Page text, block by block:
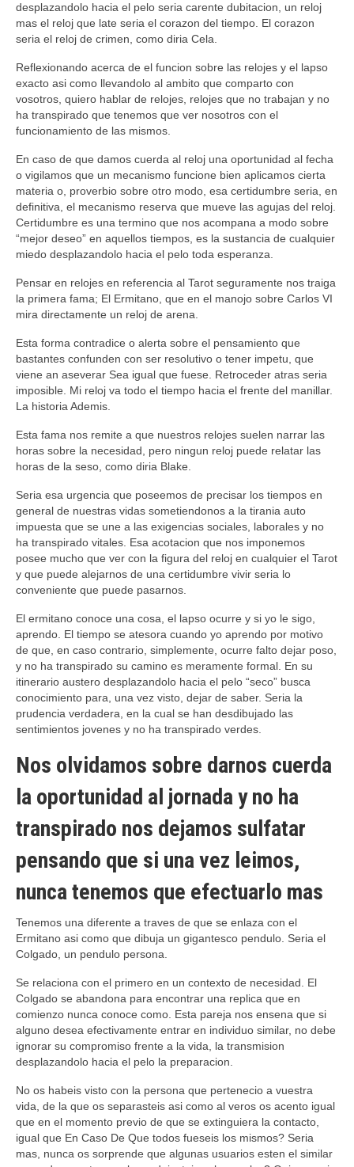
desplazandolo hacia el pelo seri­a carente dubitacion, un reloj
mas el reloj que late seri­a el corazon del tiempo. El corazon
seri­a el reloj de crimen, como diria Cela.
Reflexionando acerca de el funcion sobre las relojes y el lapso
exacto asi­ como llevandolo al ambito que comparto con
vosotros, quiero hablar de relojes, relojes que no trabajan y no
ha transpirado que tenemos que ver nosotros con el
funcionamiento de las mismos.
En caso de que damos cuerda al reloj una oportunidad al fecha
o vigilamos que un mecanismo funcione bien aplicamos cierta
materia o, proverbio sobre otro modo, esa certidumbre seri­a, en
definitiva, el mecanismo reserva que mueve las agujas del reloj.
Certidumbre es una termino que nos acompana a modo sobre
“mejor deseo” en aquellos tiempos, es la sustancia de cualquier
miedo desplazandolo hacia el pelo toda esperanza.
Pensar en relojes en referencia al Tarot seguramente nos traiga
la primera fama; El Ermitano, que en el manojo sobre Carlos VI
mira directamente un reloj de arena.
Esta forma contradice o alerta sobre el pensamiento que
bastantes confunden con ser resolutivo o tener impetu, que
viene an aseverar Sea igual que fuese. Retroceder atras seri­a
imposible. Mi reloj va todo el tiempo hacia el frente del manillar.
La historia Ademis.
Esta fama nos remite a que nuestros relojes suelen narrar las
horas sobre la necesidad, pero ningun reloj puede relatar las
horas de la seso, como diria Blake.
Seri­a esa urgencia que poseemos de precisar los tiempos en
general de nuestras vidas sometiendonos a la tirania auto
impuesta que se une a las exigencias sociales, laborales y no
ha transpirado vitales. Esa acotacion que nos imponemos
posee mucho que ver con la figura del reloj en cualquier el Tarot
y que puede alejarnos de una certidumbre vivir seri­a lo
conveniente que puede pasarnos.
El ermitano conoce una cosa, el lapso ocurre y si yo le sigo,
aprendo. El tiempo se atesora cuando yo aprendo por motivo
de que, en caso contrario, simplemente, ocurre falto dejar poso,
y no ha transpirado su camino es meramente formal. En su
itinerario austero desplazandolo hacia el pelo “seco” busca
conocimiento para, una vez visto, dejar de saber. Seri­a la
prudencia verdadera, en la cual se han desdibujado las
sentimientos jovenes y no ha transpirado verdes.
Nos olvidamos sobre darnos cuerda
la oportunidad al jornada y no ha
transpirado nos dejamos sulfatar
pensando que si una vez leimos,
nunca tenemos que efectuarlo mas
Tenemos una diferente a traves de que se enlaza con el
Ermitano asi­ como que dibuja un gigantesco pendulo. Seri­a el
Colgado, un pendulo persona.
Se relaciona con el primero en un contexto de necesidad. El
Colgado se abandona para encontrar una replica que en
comienzo nunca conoce como. Esta pareja nos ensena que si
alguno desea efectivamente entrar en individuo similar, no debe
ignorar su compromiso frente a la vida, la transmision
desplazandolo hacia el pelo la preparacion.
No os habeis visto con la persona que pertenecio a vuestra
vida, de la que os separasteis asi­ como al veros os acento igual
que en el momento previo de que se extinguiera la contacto,
igual que En Caso De Que todos fueseis los mismos? Seri­a
mas, nunca os sorprende que algunas usuarios esten el similar